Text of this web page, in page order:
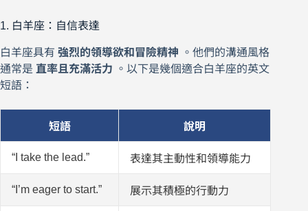
1. 白羊座：自信表達
白羊座具有 強烈的領導欲和冒險精神 。他們的溝通風格
通常是 直率且充滿活力 。以下是幾個適合白羊座的英文
短語：
短語 說明
“I take the lead.” 表達其主動性和領導能力
“I’m eager to start.” 展示其積極的行動力